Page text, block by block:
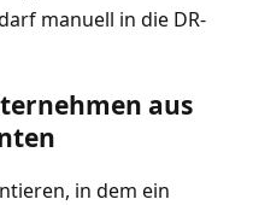
manuell in die DR-
aus
in dem ein